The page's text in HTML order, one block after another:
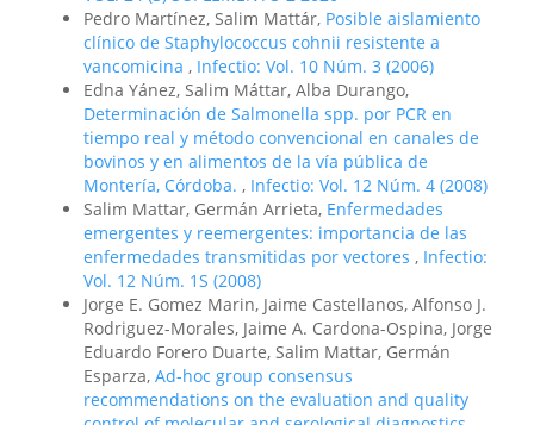
Pedro Martínez, Salim Mattár, Posible aislamiento
clínico de Staphylococcus cohnii resistente a
vancomicina , Infectio: Vol. 10 Núm. 3 (2006)
Edna Yánez, Salim Máttar, Alba Durango,
Determinación de Salmonella spp. por PCR en
tiempo real y método convencional en canales de
bovinos y en alimentos de la vía pública de
Montería, Córdoba. , Infectio: Vol. 12 Núm. 4 (2008)
Salim Mattar, Germán Arrieta, Enfermedades
emergentes y reemergentes: importancia de las
enfermedades transmitidas por vectores , Infectio:
Vol. 12 Núm. 1S (2008)
Jorge E. Gomez Marin, Jaime Castellanos, Alfonso J.
Rodriguez-Morales, Jaime A. Cardona-Ospina, Jorge
Eduardo Forero Duarte, Salim Mattar, Germán
Esparza, Ad-hoc group consensus
recommendations on the evaluation and quality